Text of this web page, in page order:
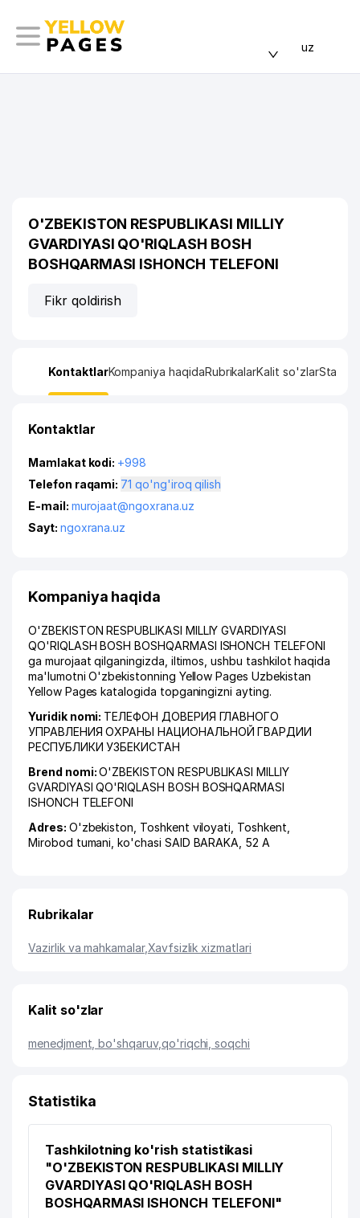
uz
O'ZBEKISTON RESPUBLIKASI MILLIY
GVARDIYASI QO'RIQLASH BOSH
BOSHQARMASI ISHONCH TELEFONI
Fikr qoldirish
KontaktlarKompaniya haqidaRubrikalarKalit so'zlar
Kontaktlar
Mamlakat kodi: +998
Telefon raqami:
71 qo'ng'iroq qilish
E-mail: murojaat@ngoxrana.uz
Sayt: ngoxrana.uz
Kompaniya haqida
O'ZBEKISTON RESPUBLIKASI MILLIY GVARDIYASI
QO'RIQLASH BOSH BOSHQARMASI ISHONCH TELEFONI
ga murojaat qilganingizda, iltimos, ushbu tashkilot haqida
ma'lumotni O'zbekistonning Yellow Pages Uzbekistan
Yellow Pages katalogida topganingizni ayting.
Yuridik nomi: ТЕЛЕФОН ДОВЕРИЯ ГЛАВНОГО
УПРАВЛЕНИЯ ОХРАНЫ НАЦИОНАЛЬНОЙ ГВАРДИИ
РЕСПУБЛИКИ УЗБЕКИСТАН
Brend nomi:O'ZBEKISTON RESPUBLIKASI MILLIY
GVARDIYASI QO'RIQLASH BOSH BOSHQARMASI
ISHONCH TELEFONI
Adres: O'zbekiston, Toshkent viloyati Toshkent
Mirobod tumani ,ko'chasi SAID BARAKA , 52 A
Rubrikalar
Vazirlik va mahkamalar, Xavfsizlik xizmatlari
Kalit so'zlar
menedjment, bo'shqaruv,qo'riqchi, soqchi
Statistika
Tashkilotning ko'rish statistikasi
"O'ZBEKISTON RESPUBLIKASI MILLIY
GVARDIYASI QO'RIQLASH BOSH
BOSHQARMASI ISHONCH TELEFONI"